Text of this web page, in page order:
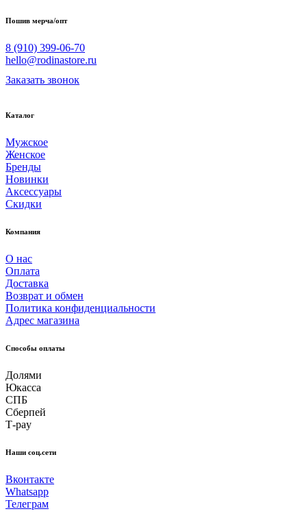
Пошив мерча/опт
8 (910) 399-06-70
hello@rodinastore.ru
Заказать звонок
Каталог
Мужское
Женское
Бренды
Новинки
Аксессуары
Скидки
Компания
О нас
Оплата
Доставка
Возврат и обмен
Политика конфиденциальности
Адрес магазина
Способы оплаты
Долями
Юкасса
СПБ
Сберпей
Т-pay
Наши соц.сети
Вконтакте
Whatsapp
Телеграм